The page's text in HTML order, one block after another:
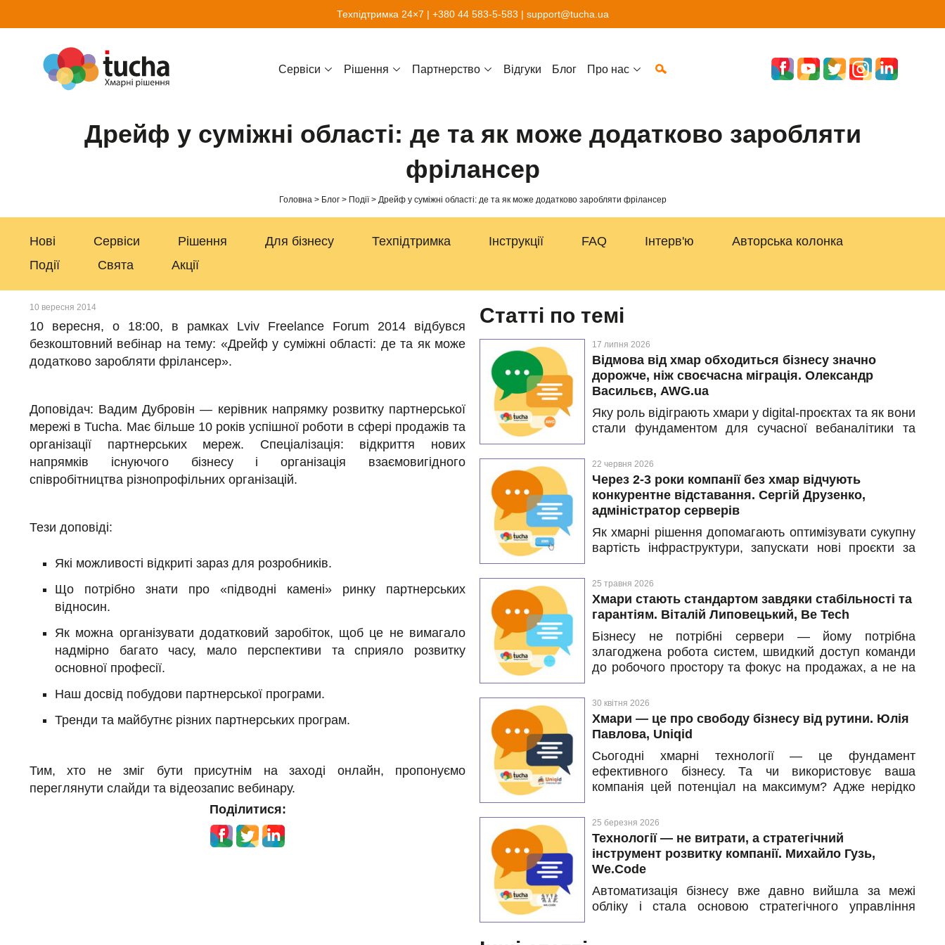
Техпідтримка 24×7 | +380 44 583-5-583 | support@tucha.ua
Cервіси Рішення Партнерство Відгуки Блог Про нас
Дрейф у суміжні області: де та як може додатково заробляти
фрілансер
Головна Блог Події Дрейф у суміжні області: де та як може додатково заробляти фрілансер
Нові Сервіси Рішення Для бізнесу Техпідтримка Інструкції FAQ Інтерв'ю
Авторська колонка
Події
Свята Акції
10 вересня 2014
10 вересня, о 18:00, в рамках Lviv Freelance Forum 2014 відбувся
безкоштовний вебінар на тему: «Дрейф у суміжні області: де та як може
додатково заробляти фрілансер».
Доповідач: Вадим Дубровін — керівник напрямку розвитку партнерської
мережі в Tucha. Має більше 10 років успішної роботи в сфері продажів та
організації партнерських мереж. Спеціалізація: відкриття нових
напрямків існуючого бізнесу і організація взаємовигідного
співробітництва різнопрофільних організацій.
Тези доповіді:
Які можливості відкриті зараз для розробників.
Що потрібно знати про «підводні камені» ринку партнерських
відносин.
Як можна організувати додатковий заробіток, щоб це не вимагало
надмірно багато часу, мало перспективи та сприяло розвитку
основної професії.
Наш досвід побудови партнерської програми.
Тренди та майбутнє різних партнерських програм.
Тим, хто не зміг бути присутнім на заході онлайн, пропонуємо
переглянути слайди та відеозапис вебинару.
Поділитися:
Статті по темі
17 липня 2026
Відмова від хмар обходиться бізнесу значно
дорожче, ніж своєчасна міграція. Олександр
Васильєв, AWG.ua
Яку роль відіграють хмари у digital-проєктах та як вони
стали фундаментом для сучасної вебаналітики та
зекономити на масштабуванні під час сезонних піків
продажів з часом обходиться компаніям у рази
дорожче, ніж плановий перехід до хмарних рішень?
Про це ми поспілкувалися з Олександром
Васильєвим, засновником і СЕО компанії AWG.ua.
Дізнайтеся, як хмари дають компаніям справжню
свободу для зростання та чому відмова від технологій
можливостей.
22 червня 2026
Через 2-3 роки компанії без хмар відчують
конкурентне відставання. Сергій Друзенко,
адміністратор серверів
Як хмарні рішення допомагають оптимізувати сукупну
вартість інфраструктури, запускати нові проєкти за
Про це ми поспілкувалися з Сергієм Друзенком,
адміністратором серверів. Дізнайтеся на реальному
досвіді партнера, як конкурувати з лідерами ринку без
мільйонних бюджетів на ІТ-інфраструктуру, чому без
міграції на віртуальні сервери бізнес ризикує
безнадійно застрягти в минулому та як хмари стають
«розеткою» для сучасних компаній.
25 травня 2026
Хмари стають стандартом завдяки стабільності та
гарантіям. Віталій Липовецький, Be Tech
Бізнесу не потрібні сервери — йому потрібна
злагоджена робота систем, швидкий доступ команди
до робочого простору та фокус на продажах, а не на
інфраструктура стає «вузьким місцем» на шляху до
автоматизації. Ми поспілкувалися з партнером
Віталієм Липовецьким, комерційним директором
компанії Be Tech, про те, як цифровізувати бізнес-
процеси, яку роль у цьому відіграють хмари та чому
страх втратити контроль над даними — головна
перепона для росту. Та, звісно ж, дізналися, як
ринок.
30 квітня 2026
Хмари — це про свободу бізнесу від рутини. Юлія
Павлова, Uniqid
Сьогодні хмарні технології — це фундамент
ефективного бізнесу. Та чи використовує ваша
компанія цей потенціал на максимум? Адже нерідко
продовжують «тонути» у паперах. Ми поспілкувалися
з давньою партнеркою Юлією Павловою,
засновницею компанії Uniqid, про те, як подолати
страх перед змінами та цифровізувати бізнес-процеси
25 березня 2026
Технології — не витрати, а стратегічний
інструмент розвитку компанії. Михайло Гузь,
We.Code
Автоматизація бізнесу вже давно вийшла за межі
обліку і стала основою стратегічного управління